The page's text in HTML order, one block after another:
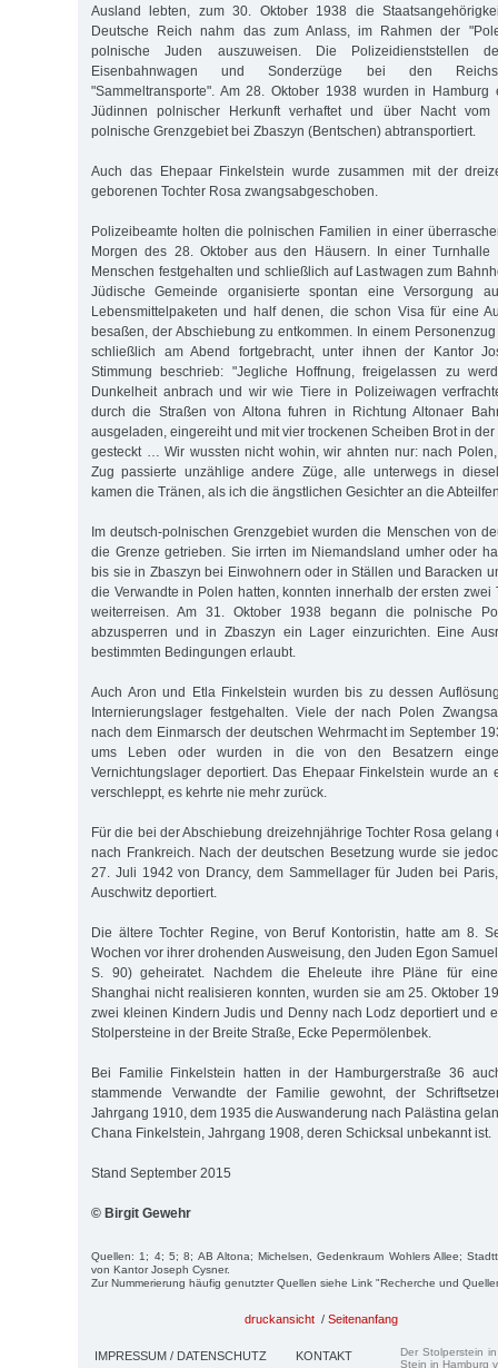
Ausland lebten, zum 30. Oktober 1938 die
Deutsche Reich nahm das zum Anlass, im Rahmen der
polnische Juden auszuweisen. Die Polizeidienststellen
Eisenbahnwagen und Sonderzüge bei den
"Sammeltransporte". Am 28. Oktober 1938 wurden in
Jüdinnen polnischer Herkunft verhaftet und über Nacht vom
polnische Grenzgebiet bei Zbaszyn (Bentschen) abtransportiert.
Auch das Ehepaar Finkelstein wurde zusammen mit der
geborenen Tochter Rosa zwangsabgeschoben.
Polizeibeamte holten die polnischen Familien in einer
Morgen des 28. Oktober aus den Häusern. In einer Turnhalle
Menschen festgehalten und schließlich auf Lastwagen zum
Jüdische Gemeinde organisierte spontan eine Versorgung
Lebensmittelpaketen und half denen, die schon Visa für eine
besaßen, der Abschiebung zu entkommen. In einem
schließlich am Abend fortgebracht, unter ihnen der Kantor
Stimmung beschrieb: "Jegliche Hoffnung, freigelassen zu
Dunkelheit anbrach und wir wie Tiere in Polizeiwagen
durch die Straßen von Altona fuhren in Richtung Altonaer
ausgeladen, eingereiht und mit vier trockenen Scheiben Brot in
gesteckt … Wir wussten nicht wohin, wir ahnten nur: nach
Zug passierte unzählige andere Züge, alle unterwegs in
kamen die Tränen, als ich die ängstlichen Gesichter an die
Im deutsch-polnischen Grenzgebiet wurden die Menschen von
die Grenze getrieben. Sie irrten im Niemandsland umher oder
bis sie in Zbaszyn bei Einwohnern oder in Ställen und Baracken
die Verwandte in Polen hatten, konnten innerhalb der ersten zwei
weiterreisen. Am 31. Oktober 1938 begann die polnische
abzusperren und in Zbaszyn ein Lager einzurichten. Eine
bestimmten Bedingungen erlaubt.
Auch Aron und Etla Finkelstein wurden bis zu dessen
Internierungslager festgehalten. Viele der nach Polen
nach dem Einmarsch der deutschen Wehrmacht im September
ums Leben oder wurden in die von den Besatzern
Vernichtungslager deportiert. Das Ehepaar Finkelstein wurde an
verschleppt, es kehrte nie mehr zurück.
Für die bei der Abschiebung dreizehnjährige Tochter Rosa gelang
nach Frankreich. Nach der deutschen Besetzung wurde sie
27. Juli 1942 von Drancy, dem Sammellager für Juden bei
Auschwitz deportiert.
Die ältere Tochter Regine, von Beruf Kontoristin, hatte am 8.
Wochen vor ihrer drohenden Ausweisung, den Juden Egon
S. 90) geheiratet. Nachdem die Eheleute ihre Pläne für
Shanghai nicht realisieren konnten, wurden sie am 25. Oktober
zwei kleinen Kindern Judis und Denny nach Lodz deportiert und
Stolpersteine in der Breite Straße, Ecke Pepermölenbek.
Bei Familie Finkelstein hatten in der Hamburgerstraße 36
stammende Verwandte der Familie gewohnt, der
Jahrgang 1910, dem 1935 die Auswanderung nach Palästina
Chana Finkelstein, Jahrgang 1908, deren Schicksal unbekannt ist.
Stand September 2015
© Birgit Gewehr
Quellen: 1; 4; 5; 8; AB Altona; Michelsen, Gedenkraum Wohlers Allee;
von Kantor Joseph Cysner.
Zur Nummerierung häufig genutzter Quellen siehe Link "Recherche und
druckansicht / Seitenanfang
IMPRESSUM / DATENSCHUTZ KONTAKT
Der Stolperstein
Stein in Hamburg